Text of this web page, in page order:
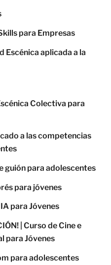
para Empresas
Escénica aplicada a la
Colectiva para
a las competencias
guión para adolescentes
para jóvenes
para Jóvenes
| Curso de Cine e
para Jóvenes
para adolescentes